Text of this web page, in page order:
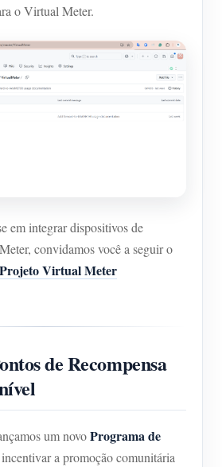
o Virtual Meter.
em integrar dispositivos de
convidamos você a seguir o
Projeto Virtual Meter
de Recompensa
um novoPrograma de
a promoção comunitária